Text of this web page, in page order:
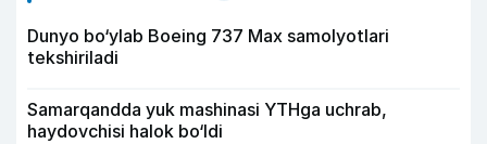
Dunyo bo‘ylab Boeing 737 Max samolyotlari
tekshiriladi
Samarqandda yuk mashinasi YTHga uchrab,
haydovchisi halok bo‘ldi